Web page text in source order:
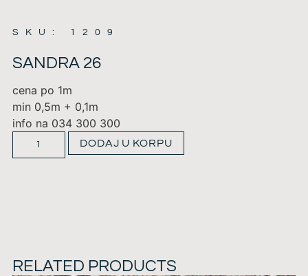
SKU: 1209
SANDRA 26
cena po 1m
min 0,5m + 0,1m
info na 034 300 300
DODAJ U KORPU
RELATED PRODUCTS